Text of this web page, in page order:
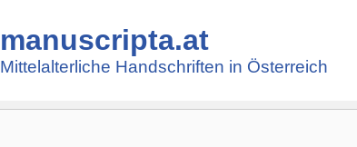
manuscripta.at
Mittelalterliche Handschriften in Österreich